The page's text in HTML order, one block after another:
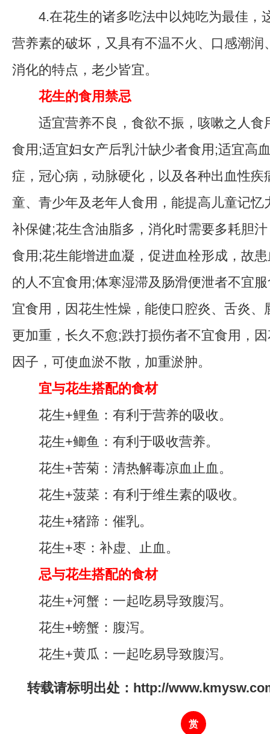
4.在花生的诸多吃法中以炖吃为最佳，
营养素的破坏，又具有不温不火、口感潮润
消化的特点，老少皆宜。
花生的食用禁忌
适宜营养不良，食欲不振，咳嗽之人食
食用;适宜妇女产后乳汁缺少者食用;适宜高
症，冠心病，动脉硬化，以及各种出血性疾
童、青少年及老年人食用，能提高儿童记忆
补保健;花生含油脂多，消化时需要多耗胆
食用;花生能增进血凝，促进血栓形成，故
的人不宜食用;体寒湿滞及肠滑便泄者不宜
宜食用，因花生性燥，能使口腔炎、舌炎、
更加重，长久不愈;跌打损伤者不宜食用，
因子，可使血淤不散，加重淤肿。
宜与花生搭配的食材
花生+鲤鱼：有利于营养的吸收。
花生+鲫鱼：有利于吸收营养。
花生+苦菊：清热解毒凉血止血。
花生+菠菜：有利于维生素的吸收。
花生+猪蹄：催乳。
花生+枣：补虚、止血。
忌与花生搭配的食材
花生+河蟹：一起吃易导致腹泻。
花生+螃蟹：腹泻。
花生+黄瓜：一起吃易导致腹泻。
转载请标明出处：http://
赏